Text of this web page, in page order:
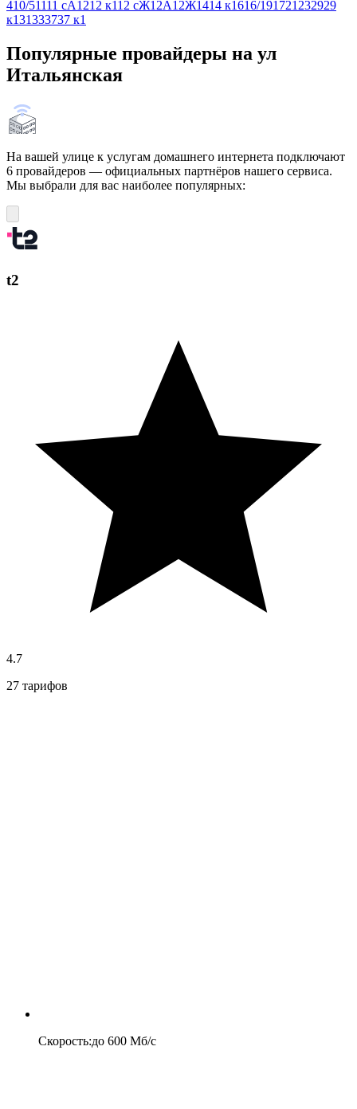
410/51111 сА1212 к112 сЖ12А12Ж1414 к1616/191721 232929
к131333737 к1
Популярные провайдеры на ул
Итальянская
На вашей улице к услугам домашнего интернета подключают
6 провайдеров — официальных партнёров нашего сервиса.
Мы выбрали для вас наиболее популярных:
t2
4.7
27 тарифов
Скорость:до 600 Мб/c